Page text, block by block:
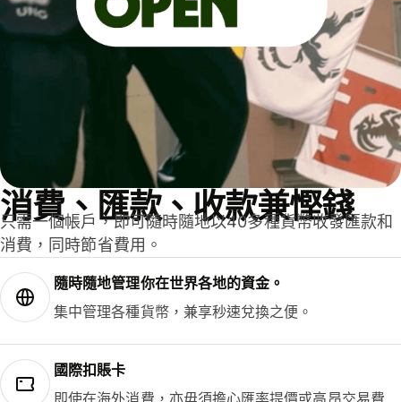
消費、匯款、收款兼慳錢
只需一個帳戶，即可隨時隨地以40多種貨幣收發匯款和
消費，同時節省費用。
隨時隨地管理你在世界各地的資金。
集中管理各種貨幣，兼享秒速兌換之便。
國際扣賬卡